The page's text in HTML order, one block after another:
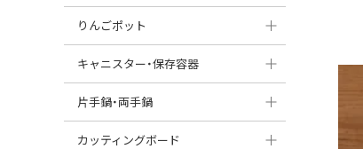
すべて見る
中皿（18〜24cm）
丸皿
大鉢（21cm〜）
中鉢（16〜21cm）
りんごポット
りんごポット
りんごポット小
キャニスター・保存容器
キャニスター
つぼ
片手鍋・両手鍋
ソースパン（片手鍋）
カッティングボード